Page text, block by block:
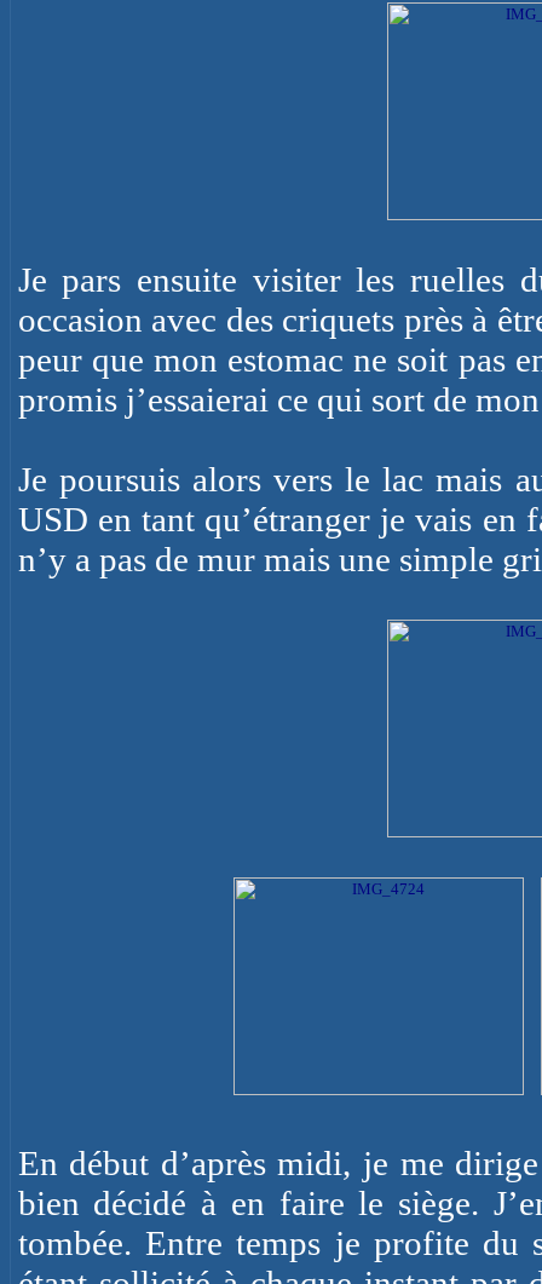
Je pars ensuite visiter les ruelles
occasion avec des criquets près à
peur que mon estomac ne soit pas
promis j’essaierai ce qui sort de
Je poursuis alors vers le lac mais
USD en tant qu’étranger je vais
n’y a pas de mur mais une simple
En début d’après midi, je me
bien décidé à en faire le siège.
tombée. Entre temps je profite du